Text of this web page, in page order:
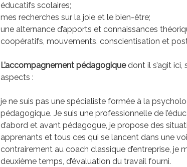
éducatifs scolaires;
mes recherches sur la joie et le bien-être;
une alternance d’apports et connaissances
coopératifs, mouvements, conscientisation et
L’accompagnement pédagogiquedont il s’agit ici,
aspects :
je ne suis pas une spécialiste formée à la
pédagogique. Je suis une professionnelle de
d’abord et avant pédagogue, je propose des
apprenants et tous ces qui se lancent dans une
contrairement au coach classique d’entreprise, je
deuxième temps, d’évaluation du travail fourni.